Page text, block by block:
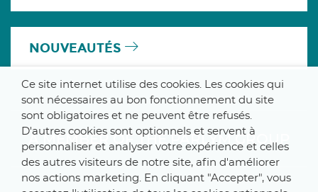
NOUVEAUTÉS
A MEMBER OF THE PARLYM GROUP
Ce site internet utilise des cookies. Les cookies qui
sont nécessaires au bon fonctionnement du site
sont obligatoires et ne peuvent être refusés.
D'autres cookies sont optionnels et servent à
personnaliser et analyser votre expérience et celles
des autres visiteurs de notre site, afin d'améliorer
nos actions marketing. En cliquant "Accepter", vous